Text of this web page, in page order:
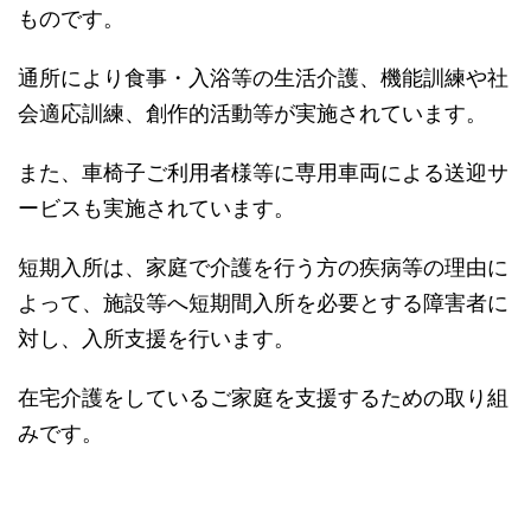
ものです。
通所により食事・入浴等の生活介護、機能訓練や社
会適応訓練、創作的活動等が実施されています。
また、車椅子ご利用者様等に専用車両による送迎サ
ービスも実施されています。
短期入所は、家庭で介護を行う方の疾病等の理由に
よって、施設等へ短期間入所を必要とする障害者に
対し、入所支援を行います。
在宅介護をしているご家庭を支援するための取り組
みです。